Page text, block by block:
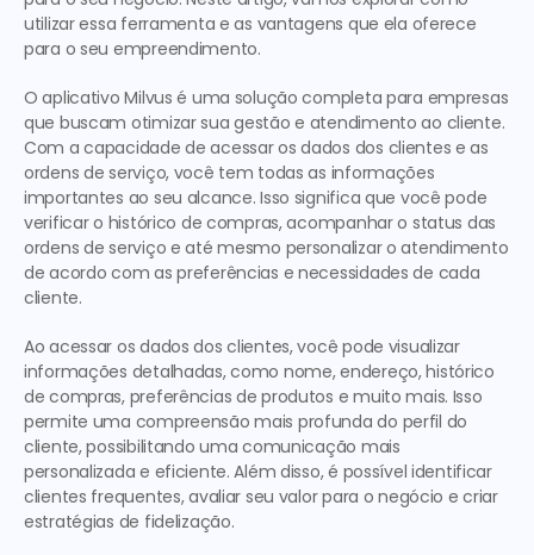
utilizar essa ferramenta e as vantagens que ela oferece
para o seu empreendimento.
O aplicativo Milvus é uma solução completa para empresas
que buscam otimizar sua gestão e atendimento ao cliente.
Com a capacidade de acessar os dados dos clientes e as
ordens de serviço, você tem todas as informações
importantes ao seu alcance. Isso significa que você pode
verificar o histórico de compras, acompanhar o status das
ordens de serviço e até mesmo personalizar o atendimento
de acordo com as preferências e necessidades de cada
cliente.
Ao acessar os dados dos clientes, você pode visualizar
informações detalhadas, como nome, endereço, histórico
de compras, preferências de produtos e muito mais. Isso
permite uma compreensão mais profunda do perfil do
cliente, possibilitando uma comunicação mais
personalizada e eficiente. Além disso, é possível identificar
clientes frequentes, avaliar seu valor para o negócio e criar
estratégias de fidelização.